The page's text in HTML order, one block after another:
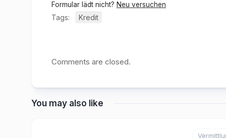
Formular lädt nicht? Neu versuchen
Tags: Kredit
Comments are closed.
You may also like